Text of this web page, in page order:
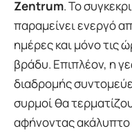
Zentrum. Το
παραμείνει ενεργό
ημέρες και μόνο τις
βράδυ. Επιπλέον, η
διαδρομής
συρμοί θα
αφήνοντας